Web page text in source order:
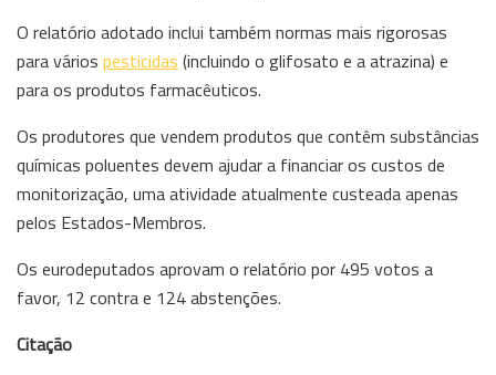
O relatório adotado inclui também normas mais rigorosas
para vários pesticidas (incluindo o glifosato e a atrazina) e
para os produtos farmacêuticos.
Os produtores que vendem produtos que contêm substâncias
químicas poluentes devem ajudar a financiar os custos de
monitorização, uma atividade atualmente custeada apenas
pelos Estados-Membros.
Os eurodeputados aprovam o relatório por 495 votos a
favor, 12 contra e 124 abstenções.
Citação